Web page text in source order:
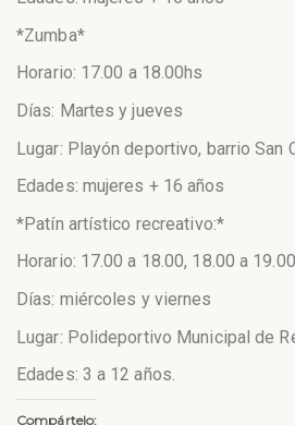
*Zumba*
⁠Horario: 17.00 a 18.00hs
Días: Martes y jueves
Lugar: Playón deportivo, barrio San
Edades: mujeres + 16 años
*Patín artístico recreativo:*
Horario: 17.00 a 18.00, 18.00 a
Días: miércoles y viernes
Lugar: Polideportivo Municipal de
Edades: 3 a 12 años.
Compártelo: